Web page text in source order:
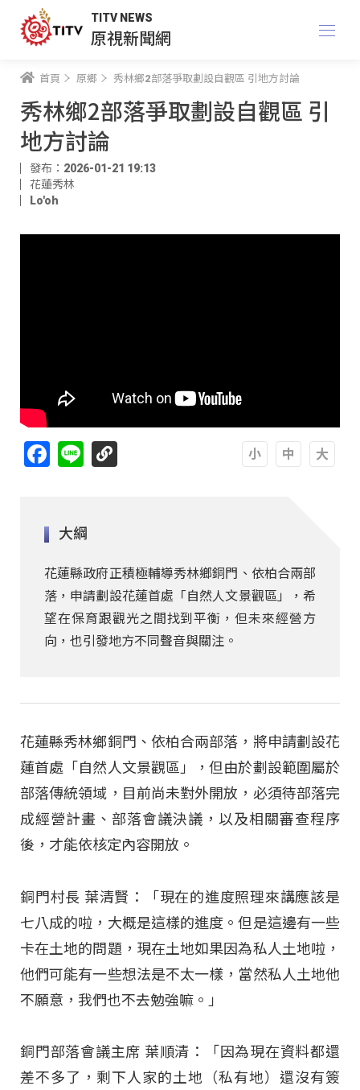
TITV NEWS
原視新聞網
首頁 原鄉 秀林鄉2部落爭取劃設自觀區 引地方討論
秀林鄉2部落爭取劃設自觀區 引
地方討論
發布：2026-01-21 19:13
花蓮秀林
Lo'oh
Facebook
Line
大綱
花蓮縣政府正積極輔導秀林鄉銅門、依柏合兩部
落，申請劃設花蓮首處「自然人文景觀區」，希
望在保育跟觀光之間找到平衡，但未來經營方
向，也引發地方不同聲音與關注。
花蓮縣秀林鄉銅門、依柏合兩部落，將申請劃設花
蓮首處「自然人文景觀區」，但由於劃設範圍屬於
部落傳統領域，目前尚未對外開放，必須待部落完
成經營計畫、部落會議決議，以及相關審查程序
後，才能依核定內容開放。
銅門村長 葉清賢：「現在的進度照理來講應該是
七八成的啦，大概是這樣的進度。但是這邊有一些
卡在土地的問題，現在土地如果因為私人土地啦，
他們可能有一些想法是不太一樣，當然私人土地他
不願意，我們也不去勉強嘛。」
銅門部落會議主席 葉順清：「因為現在資料都還
差不多了，剩下人家的土地（私有地）還沒有簽